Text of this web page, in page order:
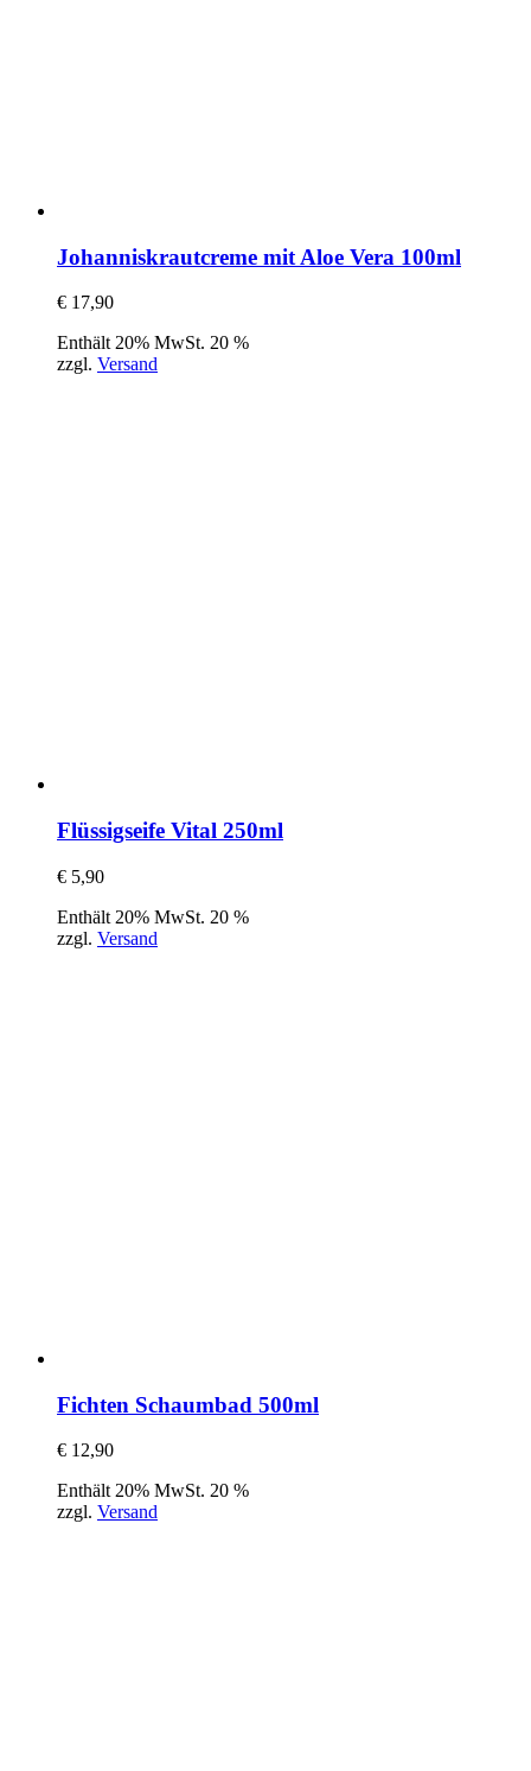
Johanniskrautcreme mit Aloe Vera 100ml
€ 17,90
Enthält 20% MwSt. 20 %
zzgl. Versand
Flüssigseife Vital 250ml
€ 5,90
Enthält 20% MwSt. 20 %
zzgl. Versand
Fichten Schaumbad 500ml
€ 12,90
Enthält 20% MwSt. 20 %
zzgl. Versand